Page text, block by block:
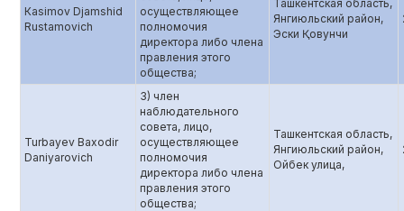
Каsimov Djamshid
Rustamovich
осуществляющее
полномочия
директора либо члена
правления этого
общества;
Ташкентская область,
Янгиюльский район,
Эски Қовунчи
Turbayev Baxodir
Daniyarovich
3) член
наблюдательного
совета, лицо,
осуществляющее
полномочия
директора либо члена
правления этого
общества;
Ташкентская область,
Янгиюльский район,
Ойбек улица,